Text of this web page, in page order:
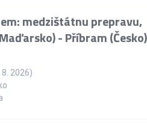
medzištátnu prepravu,
- Příbram
8. 2026)